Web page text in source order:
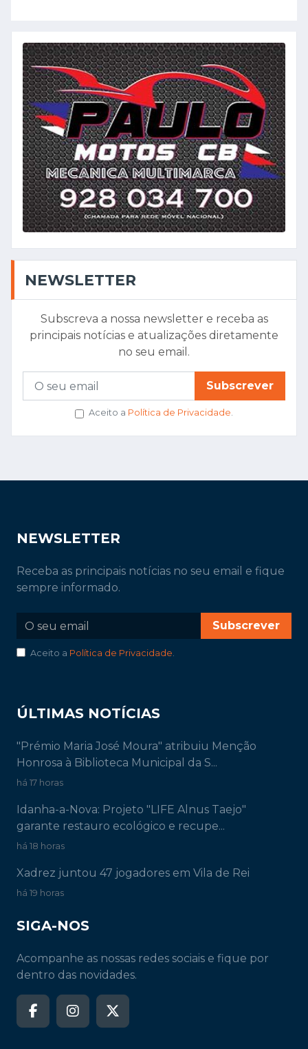
NEWSLETTER
Subscreva a nossa newsletter e receba as
principais notícias e atualizações diretamente
no seu email.
Subscrever
Aceito a Política de Privacidade.
NEWSLETTER
Receba as principais notícias no seu email e fique
sempre informado.
Subscrever
Aceito a Política de Privacidade.
ÚLTIMAS NOTÍCIAS
"Prémio Maria José Moura" atribuiu Menção
Honrosa à Biblioteca Municipal da S...
há 17 horas
Idanha-a-Nova: Projeto "LIFE Alnus Taejo"
garante restauro ecológico e recupe...
há 18 horas
Xadrez juntou 47 jogadores em Vila de Rei
há 19 horas
SIGA-NOS
Acompanhe as nossas redes sociais e fique por
dentro das novidades.